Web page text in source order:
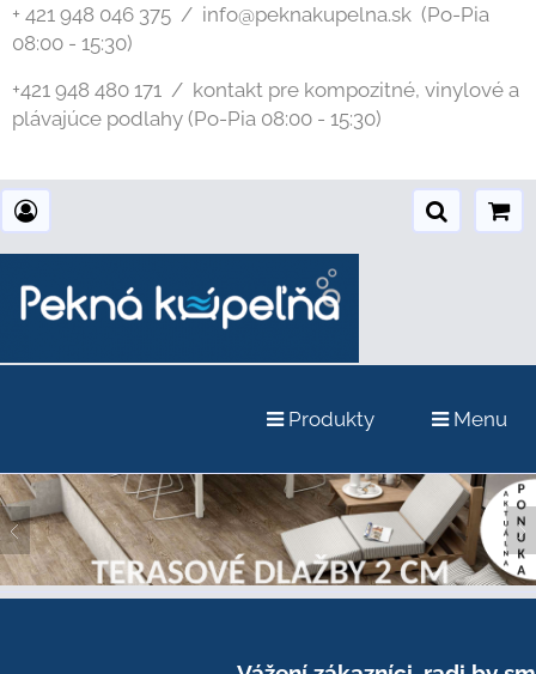
+ 421 948 046 375 / info@peknakupelna.sk (Po-Pia
08:00 - 15:30)
+421 948 480 171 / kontakt pre kompozitné, vinylové a
plávajúce podlahy (Po-Pia 08:00 - 15:30)
Produkty Menu